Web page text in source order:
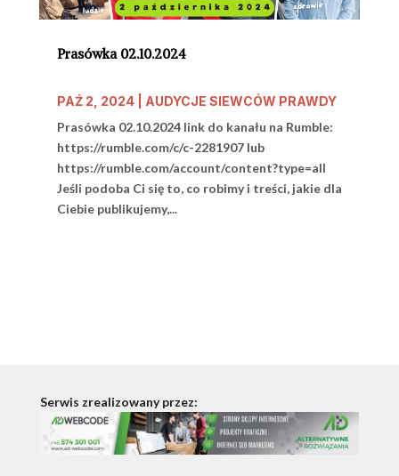
Prasówka 02.10.2024
PAŹ 2, 2024| AUDYCJE SIEWCÓW PRAWDY
Prasówka 02.10.2024 link do kanału na Rumble:
https://rumble.com/c/c-2281907 lub
https://rumble.com/account/content?type=all
Jeśli podoba Ci się to, co robimy i treści, jakie dla
Ciebie publikujemy,...
Serwis zrealizowany przez: